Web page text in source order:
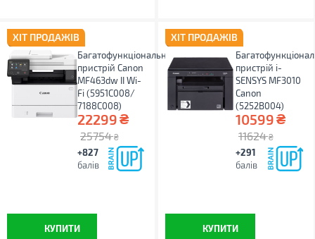
ХІТ ПРОДАЖІВ
Багатофункціональний
пристрій Canon
MF463dw II Wi-
Fi (5951C008/
7188C008)
22299₴
25754 ₴
+827
балів
КУПИТИ
ХІТ ПРОДАЖІВ
пристрій i-
SENSYS MF3010
Canon
(5252B004)
10599₴
11624 ₴
+291
балів
КУПИТИ